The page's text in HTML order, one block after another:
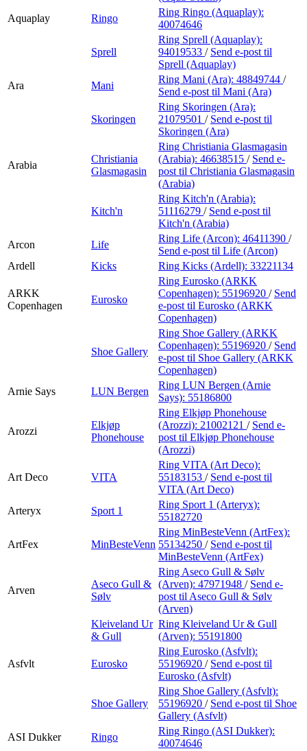
Aquaplay
Ringo
Ring Ringo (Aquaplay):
40074646
Sprell
Ring Sprell (Aquaplay):
94019533 / Send e-post til
Sprell (Aquaplay)
Ara
Mani
Ring Mani (Ara): 48849744 /
Send e-post til Mani (Ara)
Skoringen
Ring Skoringen (Ara):
21079501 / Send e-post til
Skoringen (Ara)
Arabia
Christiania
Glasmagasin
Ring Christiania Glasmagasin
(Arabia): 46638515 / Send e-
post til Christiania Glasmagasin
(Arabia)
Kitch'n
Ring Kitch'n (Arabia):
51116279 / Send e-post til
Kitch'n (Arabia)
Arcon
Life
Ring Life (Arcon): 46411390 /
Send e-post til Life (Arcon)
Ardell
Kicks Ring Kicks (Ardell): 33221134
ARKK
Copenhagen
Eurosko
Ring Eurosko (ARKK
Copenhagen): 55196920 / Send
e-post til Eurosko (ARKK
Copenhagen)
Shoe Gallery
Ring Shoe Gallery (ARKK
Copenhagen): 55196920 / Send
e-post til Shoe Gallery (ARKK
Copenhagen)
Arnie Says
LUN Bergen
Ring LUN Bergen (Arnie
Says): 55186800
Arozzi
Elkjøp
Phonehouse
Ring Elkjøp Phonehouse
(Arozzi): 21002121 / Send e-
post til Elkjøp Phonehouse
(Arozzi)
Art Deco VITA
Ring VITA (Art Deco):
55183153 / Send e-post til
VITA (Art Deco)
Arteryx
Sport 1
Ring Sport 1 (Arteryx):
55182720
ArtFex MinBesteVenn
Ring MinBesteVenn (ArtFex):
55134250 / Send e-post til
MinBesteVenn (ArtFex)
Arven
Aseco Gull &
Sølv
Ring Aseco Gull & Sølv
(Arven): 47971948 / Send e-
post til Aseco Gull & Sølv
(Arven)
Kleiveland Ur
& Gull
Ring Kleiveland Ur & Gull
(Arven): 55191800
Asfvlt Eurosko
Ring Eurosko (Asfvlt):
55196920 / Send e-post til
Eurosko (Asfvlt)
Shoe Gallery
Ring Shoe Gallery (Asfvlt):
55196920 / Send e-post til Shoe
Gallery (Asfvlt)
ASI Dukker
Ringo
Ring Ringo (ASI Dukker):
40074646